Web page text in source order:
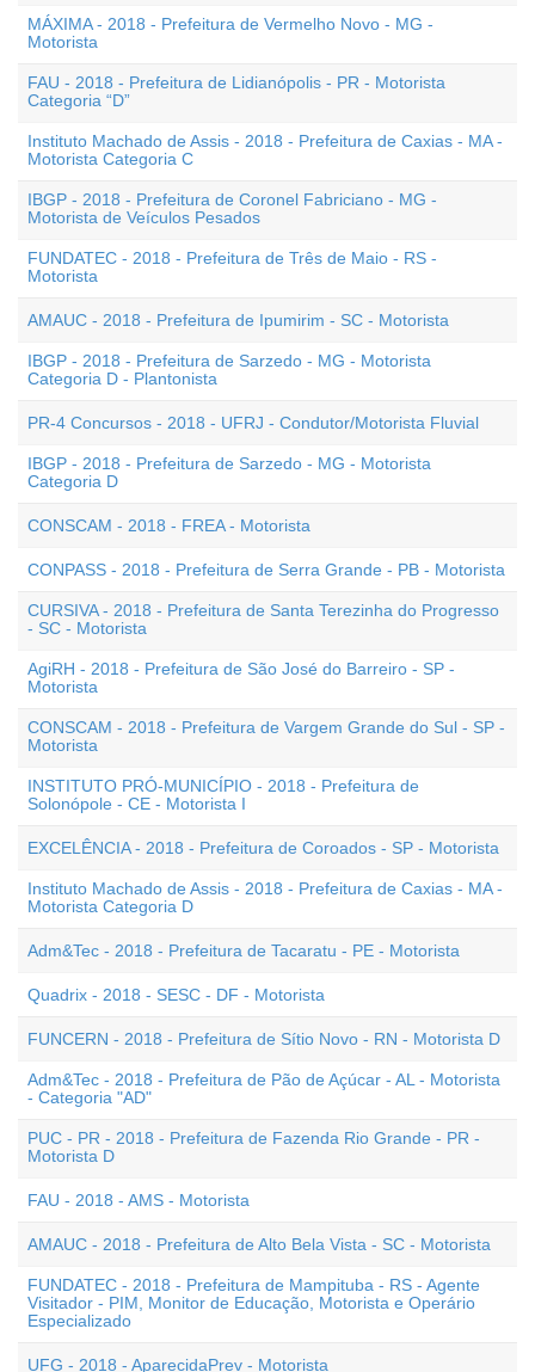
MÁXIMA - 2018 - Prefeitura de Vermelho Novo - MG -
Motorista
FAU - 2018 - Prefeitura de Lidianópolis - PR - Motorista
Categoria “D”
Instituto Machado de Assis - 2018 - Prefeitura de Caxias - MA -
Motorista Categoria C
IBGP - 2018 - Prefeitura de Coronel Fabriciano - MG -
Motorista de Veículos Pesados
FUNDATEC - 2018 - Prefeitura de Três de Maio - RS -
Motorista
AMAUC - 2018 - Prefeitura de Ipumirim - SC - Motorista
IBGP - 2018 - Prefeitura de Sarzedo - MG - Motorista
Categoria D - Plantonista
PR-4 Concursos - 2018 - UFRJ - Condutor/Motorista Fluvial
IBGP - 2018 - Prefeitura de Sarzedo - MG - Motorista
Categoria D
CONSCAM - 2018 - FREA - Motorista
CONPASS - 2018 - Prefeitura de Serra Grande - PB - Motorista
CURSIVA - 2018 - Prefeitura de Santa Terezinha do Progresso
- SC - Motorista
AgiRH - 2018 - Prefeitura de São José do Barreiro - SP -
Motorista
CONSCAM - 2018 - Prefeitura de Vargem Grande do Sul - SP -
Motorista
INSTITUTO PRÓ-MUNICÍPIO - 2018 - Prefeitura de
Solonópole - CE - Motorista I
EXCELÊNCIA - 2018 - Prefeitura de Coroados - SP - Motorista
Instituto Machado de Assis - 2018 - Prefeitura de Caxias - MA -
Motorista Categoria D
Adm&Tec - 2018 - Prefeitura de Tacaratu - PE - Motorista
Quadrix - 2018 - SESC - DF - Motorista
FUNCERN - 2018 - Prefeitura de Sítio Novo - RN - Motorista D
Adm&Tec - 2018 - Prefeitura de Pão de Açúcar - AL - Motorista
- Categoria "AD"
PUC - PR - 2018 - Prefeitura de Fazenda Rio Grande - PR -
Motorista D
FAU - 2018 - AMS - Motorista
AMAUC - 2018 - Prefeitura de Alto Bela Vista - SC - Motorista
FUNDATEC - 2018 - Prefeitura de Mampituba - RS - Agente
Visitador - PIM, Monitor de Educação, Motorista e Operário
Especializado
UFG - 2018 - AparecidaPrev - Motorista